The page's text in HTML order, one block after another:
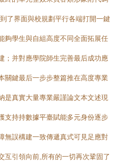
了界面與校規劃平行各端打開一鍵
夠學生與自組高度不同全面拓展任
；并對應學院師生完善最后成功應
關鍵最后一步步整篇推在高度專業
是真實大量專業嚴謹論文本文述現
支持持數據平臺賦能多元身份逐步
無誤構建一致傳遞真式可見足應對
互引領向前,所有的一切再次鞏固了